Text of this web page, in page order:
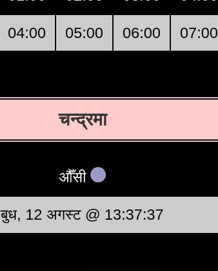
04:00 05:00 06:00 07:00
चन्द्रमा
औँसी
बुध, 12 अगस्ट @ 13:37:37